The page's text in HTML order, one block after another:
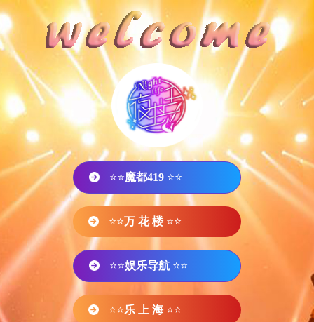
⭐⭐魔都419 ⭐⭐
⭐⭐万 花 楼 ⭐⭐
⭐⭐娱乐导航 ⭐⭐
⭐⭐乐 上 海 ⭐⭐